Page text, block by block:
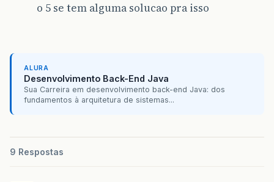
o 5 se tem alguma solucao pra isso
ALURA
Desenvolvimento Back-End Java
Sua Carreira em desenvolvimento back-end Java: dos
fundamentos à arquitetura de sistemas...
9 Respostas